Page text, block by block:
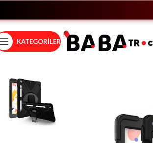
KATEGORILER